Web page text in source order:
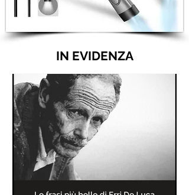
IN EVIDENZA